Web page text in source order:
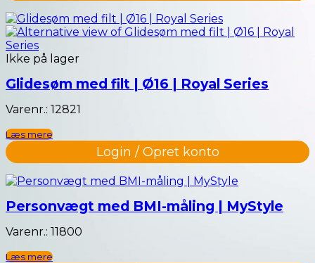
Ikke på lager
Glidesøm med filt | Ø16 | Royal Series
Varenr.: 12821
Læs mere
Login / Opret konto
Personvægt med BMI-måling | MyStyle
Varenr.: 11800
Læs mere